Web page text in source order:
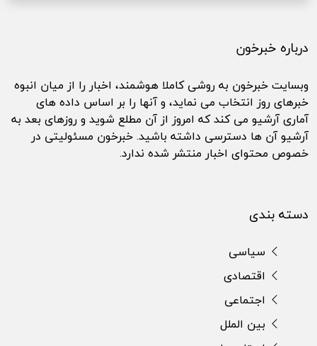
درباره خبرخون
وبسایت خبرخون به روشی کاملا هوشمند، اخبار را از میان انبوه
خبرهای روز انتخاب می نماید، و آنها را بر اساس داده های
آماری آرشیو می کند که امروز از آن مطلع شوید و روزهای بعد به
آرشیو آن ها دسترسی داشته باشید. خبرخون مسئولیتی در
خصوص محتوای اخبار منتشر شده ندارد.
دسته بندی
سیاسی
اقتصادی
اجتماعی
بین الملل